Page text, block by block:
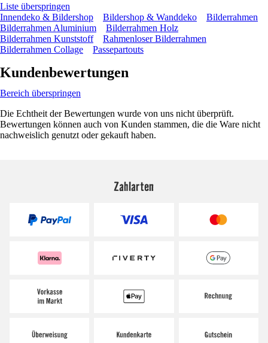
Liste überspringen
Innendeko & Bildershop
Bildershop & Wanddeko
Bilderrahmen
Bilderrahmen Aluminium
Bilderrahmen Holz
Bilderrahmen Kunststoff
Rahmenloser Bilderrahmen
Bilderrahmen Collage
Passepartouts
Kundenbewertungen
Bereich überspringen
Die Echtheit der Bewertungen wurde von uns nicht überprüft.
Bewertungen können auch von Kunden stammen, die die Ware nicht
nachweislich genutzt oder gekauft haben.
Zahlarten